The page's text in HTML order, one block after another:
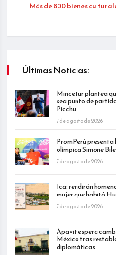
Más de 800 bienes
Últimas Noticias:
Mincetur plantea
sea punto de
Picchu
7 de agosto de 2026
PromPerú
olímpica Simone
7 de agosto de 2026
Ica: rendirán
mujer que habitó
7 de agosto de 2026
Apavit espera
México tras
diplomáticas